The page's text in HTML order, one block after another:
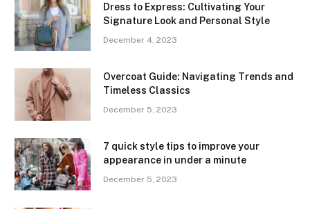
Dress to Express: Cultivating Your
Signature Look and Personal Style
December 4, 2023
Overcoat Guide: Navigating Trends and
Timeless Classics
December 5, 2023
7 quick style tips to improve your
appearance in under a minute
December 5, 2023